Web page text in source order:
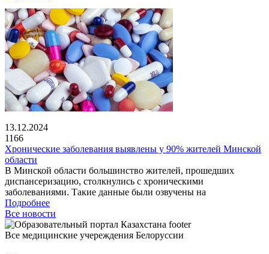
13.12.2024
1166
Хронические заболевания выявлены у 90% жителей Минской
области
В Минской области большинство жителей, прошедших
диспансеризацию, столкнулись с хроническими
заболеваниями. Такие данные были озвучены на
Подробнее
Все новости
Все медицинские учереждения Белоруссии